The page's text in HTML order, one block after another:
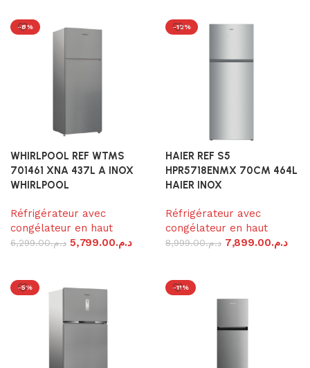
-8%
WHIRLPOOL REF WTMS
701461 XNA 437L A INOX
WHIRLPOOL
Réfrigérateur avec
congélateur en haut
د.م.6,299.00 د.م.5,799.00
-12%
HAIER REF S5
HPR5718ENMX 70CM 464L
HAIER INOX
Réfrigérateur avec
congélateur en haut
د.م.8,999.00 د.م.7,899.00
-5% -11%